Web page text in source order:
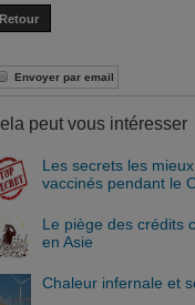
Retour
Envoyer par email
peut vous intéresser
Les secrets les
vaccinés pendant le
Le piège des crédits
en Asie
Chaleur infernale et